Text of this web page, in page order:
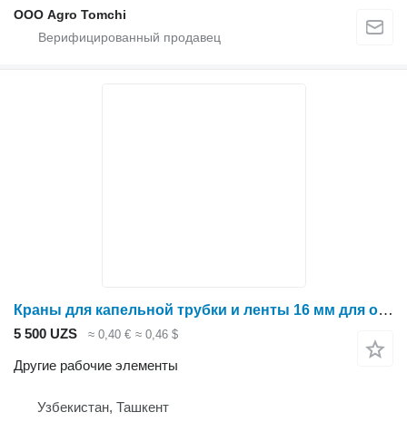
ООО Agro Tomchi
Краны для капельной трубки и ленты 16 мм для опрыскивателя
5 500 UZS ≈ 0,40 € ≈ 0,46 $
Другие рабочие элементы
Узбекистан, Ташкент